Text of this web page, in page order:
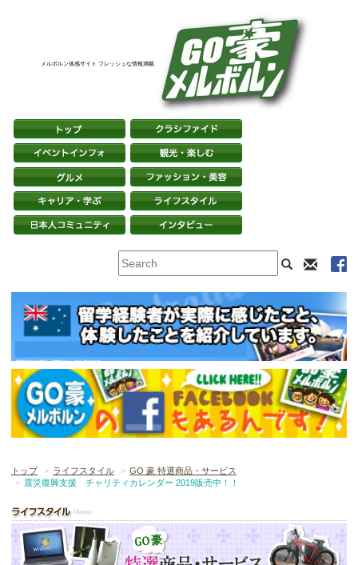
メルボルン体感サイト フレッシュな情報満載
トップ ライフスタイル
GO 豪 特選商品・サービス
震災復興支援 チャリティカレンダー 2019販売中！！